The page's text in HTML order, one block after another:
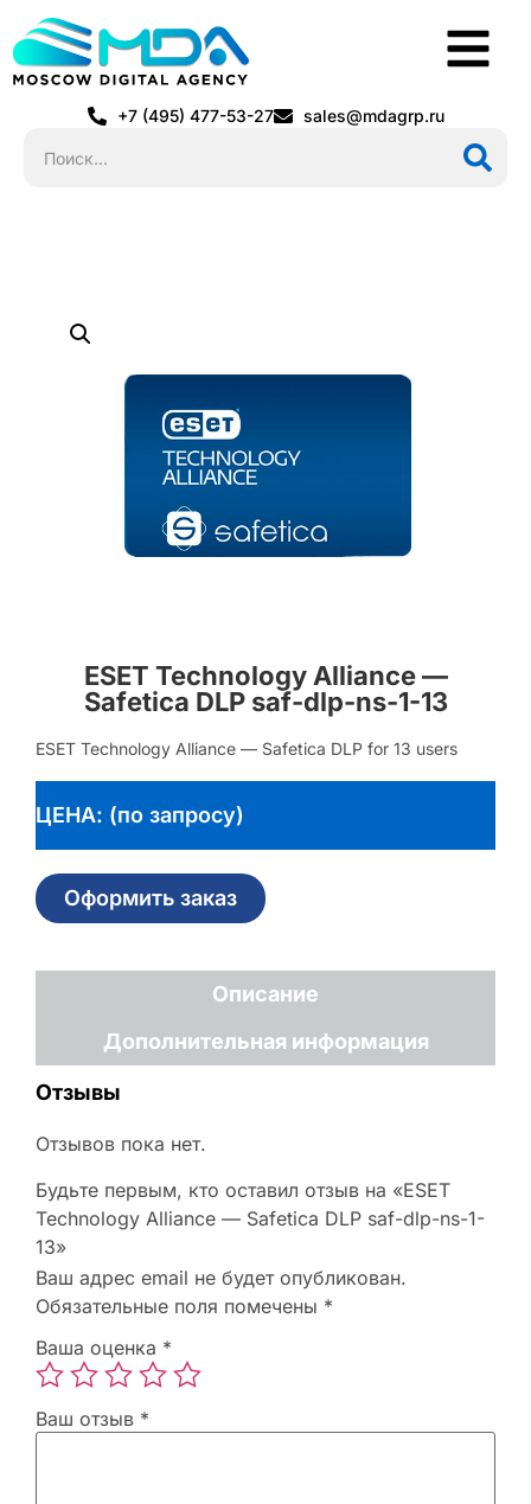
+7 (495) 477-53-27 sales@mdagrp.ru
ESET Technology Alliance —
Safetica DLP saf-dlp-ns-1-13
ESET Technology Alliance — Safetica DLP for 13 users
ЦЕНА: (по запросу)
Оформить заказ
Описание
Дополнительная информация
Отзывы
Отзывов пока нет.
Будьте первым, кто оставил отзыв на «ESET
Technology Alliance — Safetica DLP saf-dlp-ns-1-
13»
Ваш адрес email не будет опубликован.
Обязательные поля помечены *
Ваша оценка *
Ваш отзыв *